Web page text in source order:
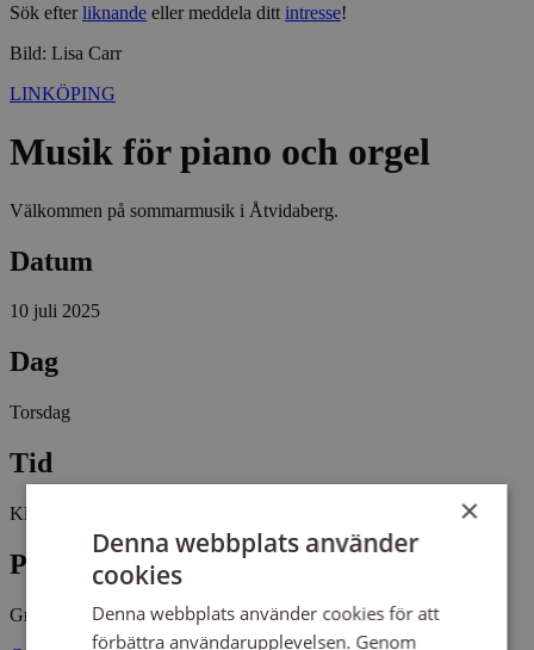
Sök efterliknande eller meddela ditt intresse!
Bild: Lisa Carr
LINKÖPING
Musik för piano och orgel
Välkommen på sommarmusik i Åtvidaberg.
Datum
10 juli 2025
Dag
Torsdag
Tid
Kl 19:00 - 20:00
Plats
Grebo kyrka
×
Denna webbplats använder
cookies
Denna webbplats använder cookies för att
förbättra användarupplevelsen. Genom